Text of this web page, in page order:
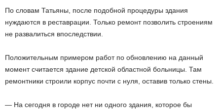
По словам Татьяны, после подобной процедуры здания
нуждаются в реставрации. Только ремонт позволить строениям
не развалиться впоследствии.
Положительным примером работ по обновлению на данный
момент считается здание детской областной больницы. Там
ремонтники строили корпус почти с нуля, оставив только стены.
— На сегодня в городе нет ни одного здания, которое бы